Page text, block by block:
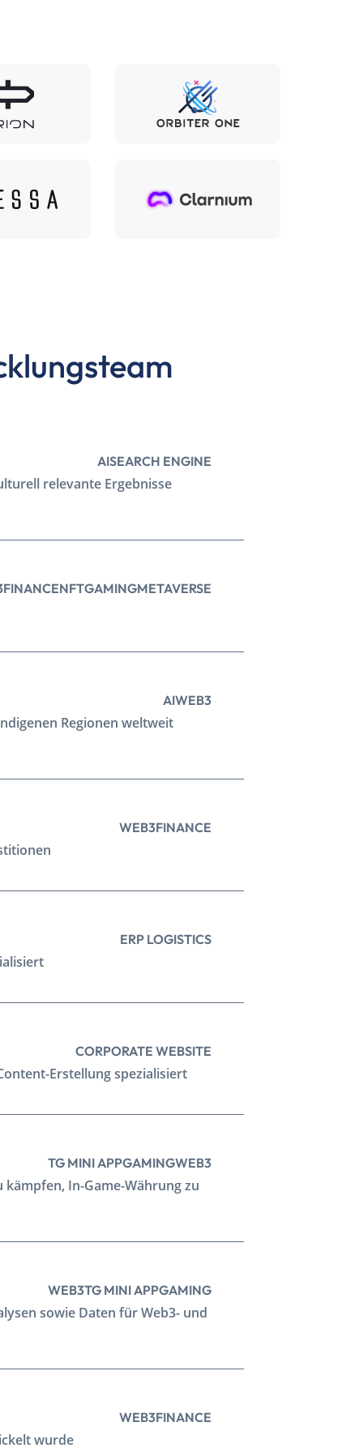
AISEARCH ENGINE
relevante Ergebnisse
FINANCENFTGAMINGMETAVERSE
AIWEB3
Regionen weltweit
WEB3FINANCE
ERP LOGISTICS
CORPORATE WEBSITE
Erstellung spezialisiert
TG MINI APPGAMINGWEB3
In-Game-Währung zu
WEB3TG MINI APPGAMING
sowie Daten für Web3- und
WEB3FINANCE
wurde